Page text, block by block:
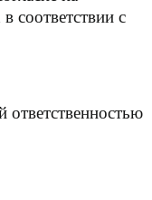
соответствии с